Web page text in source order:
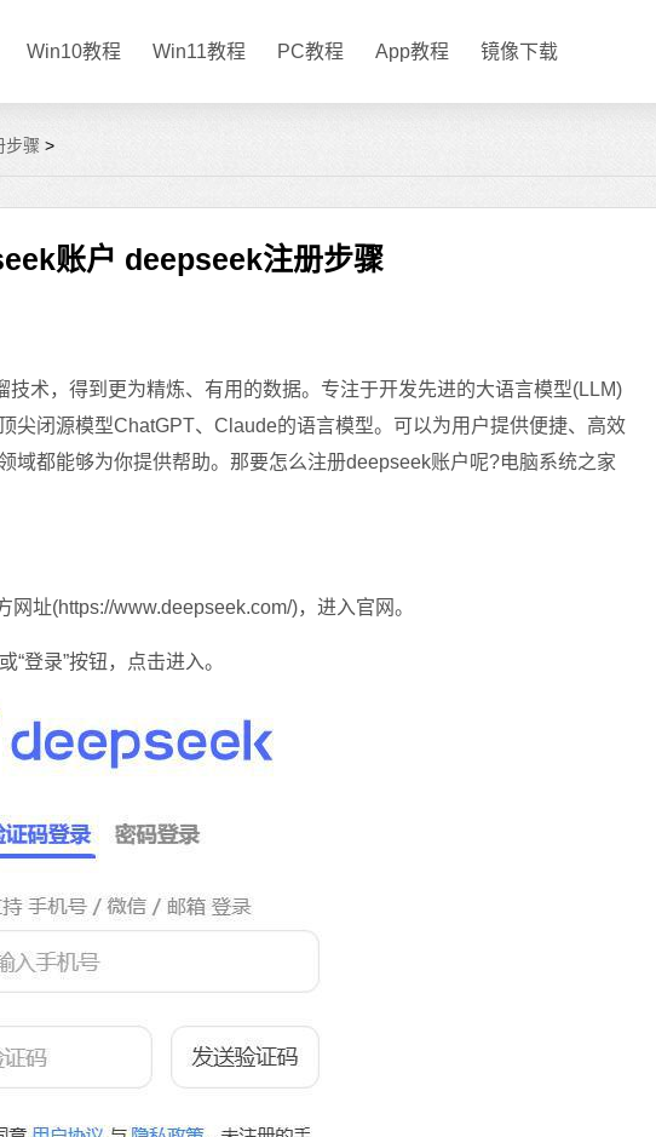
Win10教程 Win11教程 PC教程 App教程 镜像下载
步骤 >
账户 deepseek注册步骤
，得到更为精炼、有用的数据。专注于开发先进的大语言模型(LLM)
尖闭源模型ChatGPT、Claude的语言模型。可以为用户提供便捷、高效
域都能够为你提供帮助。那要怎么注册deepseek账户呢?电脑系统之家
(https://www.deepseek.com/)，进入官网。
登录”按钮，点击进入。